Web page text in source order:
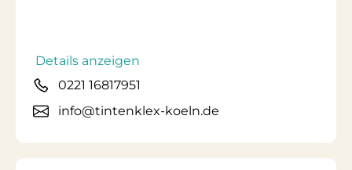
Details anzeigen
0221 16817951
info@tintenklex-koeln.de